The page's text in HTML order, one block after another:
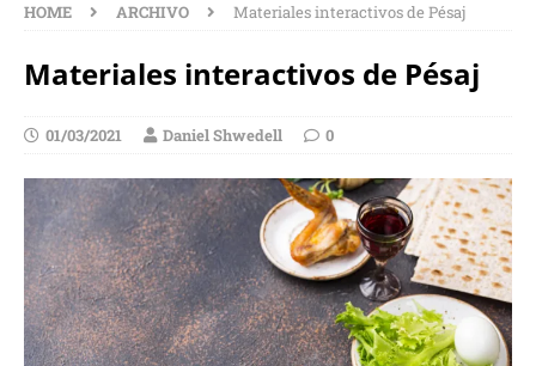
HOME ARCHIVO Materiales interactivos de Pésaj
Materiales interactivos de Pésaj
01/03/2021 Daniel Shwedell 0